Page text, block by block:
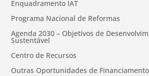
Enquadramento IAT
Programa Nacional de Reformas
Agenda 2030 – Objetivos de
Sustentável
Centro de Recursos
Outras Oportunidades de Financiamento